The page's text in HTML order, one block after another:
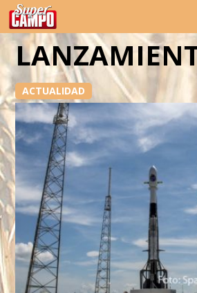
Temas de hoy
ACTUALIDAD